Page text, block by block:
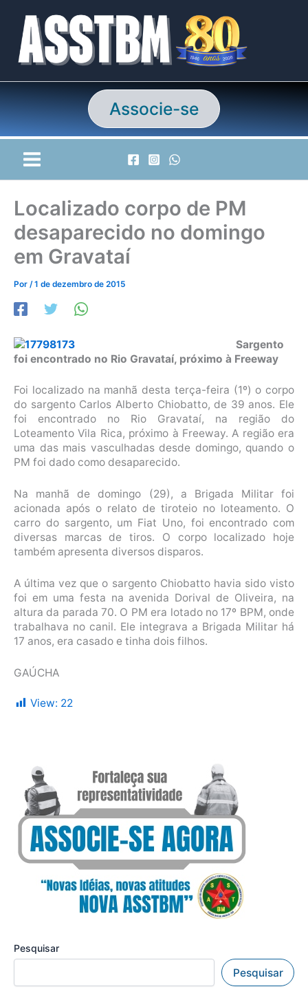
conteúdo
Associe-se
Localizado corpo de PM
desaparecido no domingo
em Gravataí
Por /1 de dezembro de 2015
Sargento
foi encontrado no Rio Gravataí, próximo à Freeway
Foi localizado na manhã desta terça-feira (1º) o corpo
do sargento Carlos Alberto Chiobatto, de 39 anos. Ele
foi encontrado no Rio Gravataí, na região do
Loteamento Vila Rica, próximo à Freeway. A região era
uma das mais vasculhadas desde domingo, quando o
PM foi dado como desaparecido.
Na manhã de domingo (29), a Brigada Militar foi
acionada após o relato de tiroteio no loteamento. O
carro do sargento, um Fiat Uno, foi encontrado com
diversas marcas de tiros. O corpo localizado hoje
também apresenta diversos disparos.
A última vez que o sargento Chiobatto havia sido visto
foi em uma festa na avenida Dorival de Oliveira, na
altura da parada 70. O PM era lotado no 17º BPM, onde
trabalhava no canil. Ele integrava a Brigada Militar há
17 anos, era casado e tinha dois filhos.
GAÚCHA
View: 22
Pesquisar
Pesquisar